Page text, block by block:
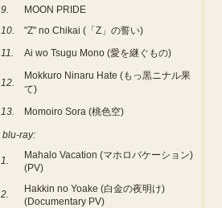
9.
MOON PRIDE
10.
"Z" no Chikai (「Z」の誓い)
11.
Ai wo Tsugu Mono (愛を継ぐもの)
12.
Mokkuro Ninaru Hate (もっ黒ニナル果
て)
13.
Momoiro Sora (桃色空)
blu-ray:
1.
Mahalo Vacation (マホロバケーション)
(PV)
2.
Hakkin no Yoake (白金の夜明け)
(Documentary PV)